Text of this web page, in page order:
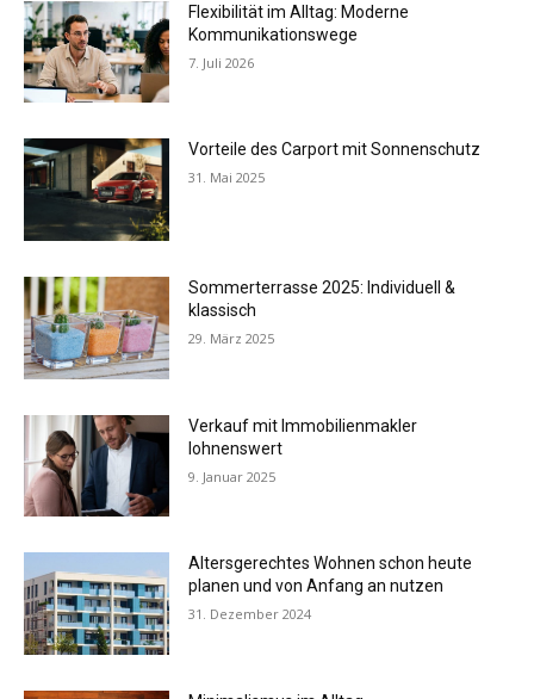
Flexibilität im Alltag: Moderne
Kommunikationswege
7. Juli 2026
Vorteile des Carport mit Sonnenschutz
31. Mai 2025
Sommerterrasse 2025: Individuell &
klassisch
29. März 2025
Verkauf mit Immobilienmakler
lohnenswert
9. Januar 2025
Altersgerechtes Wohnen schon heute
planen und von Anfang an nutzen
31. Dezember 2024